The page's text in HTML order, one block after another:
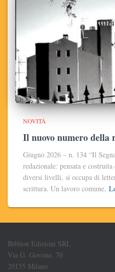
NOVITÀ
Il nuovo numero della
Giugno 2026 – n. 134 “Il
redazionale: pensata e
diversi livelli, si occupa di
scrittura. Un lavoro comune,
Biblion Edizioni SRL
Via G. Govone, 70
20155 Milano